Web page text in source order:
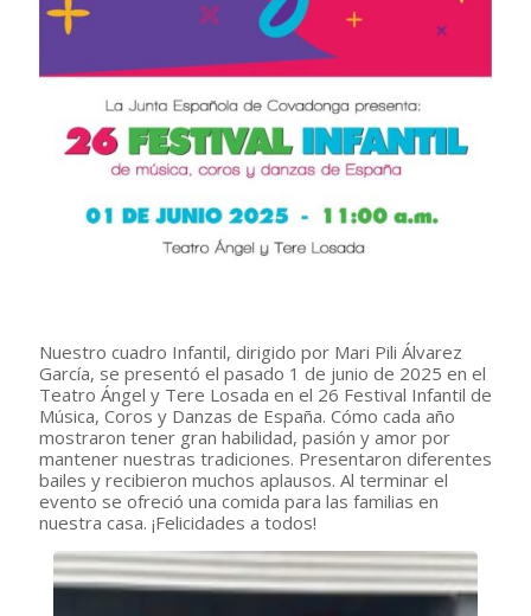
Nuestro cuadro Infantil, dirigido por Mari Pili Álvarez
García, se presentó el pasado 1 de junio de 2025 en el
Teatro Ángel y Tere Losada en el 26 Festival Infantil de
Música, Coros y Danzas de España. Cómo cada año
mostraron tener gran habilidad, pasión y amor por
mantener nuestras tradiciones. Presentaron diferentes
bailes y recibieron muchos aplausos. Al terminar el
evento se ofreció una comida para las familias en
nuestra casa. ¡Felicidades a todos!